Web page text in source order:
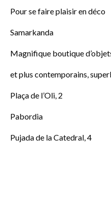
Pour se faire plaisir en déco
Samarkanda
Magnifique boutique
et plus contemporains,
Plaça de l’Oli, 2
Pabordia
Pujada de la Catedral, 4